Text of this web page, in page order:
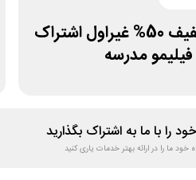
کد تخفیف 50% غیراول اشتراک
فیلیمو مدرسه
را با ما به اشتراک بگذارید
خود ما را در ارائه بهتر خدمات یاری کنید